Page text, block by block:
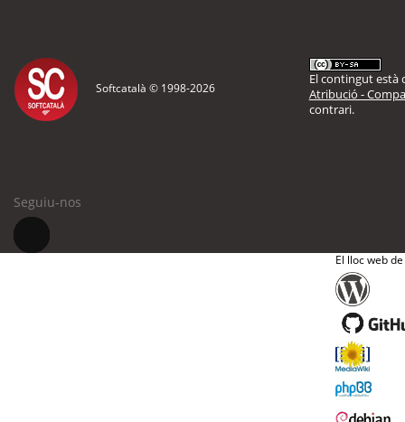
Softcatalà © 1998-2026
El contingut està
Atribució -
contrari.
Seguiu-nos
El lloc web